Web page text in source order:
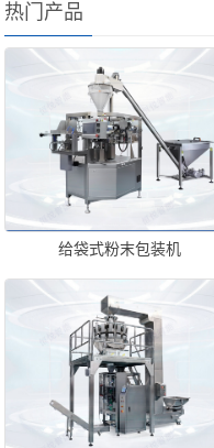
热门产品
给袋式粉末包装机